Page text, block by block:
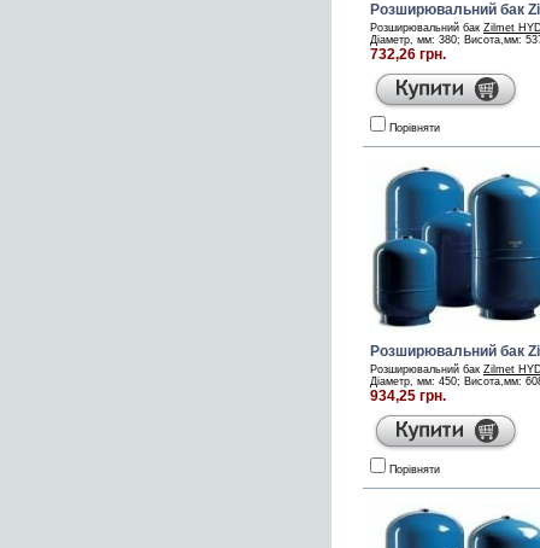
Розширювальний бак
Розширювальний бак Zilmet
Діаметр, мм: 380; Висота,мм:
732,26 грн.
Порівняти
Розширювальний бак
Розширювальний бак Zilmet
Діаметр, мм: 450; Висота,мм:
934,25 грн.
Порівняти